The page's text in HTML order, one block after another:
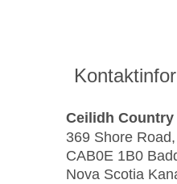
Ceilidh Country
369 Shore
CAB0E 1B0
Nova Scotia